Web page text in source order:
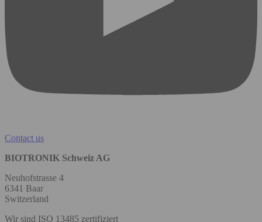
Contact us
BIOTRONIK Schweiz AG
Neuhofstrasse 4
6341 Baar
Switzerland
Wir sind ISO 13485 zertifiziert